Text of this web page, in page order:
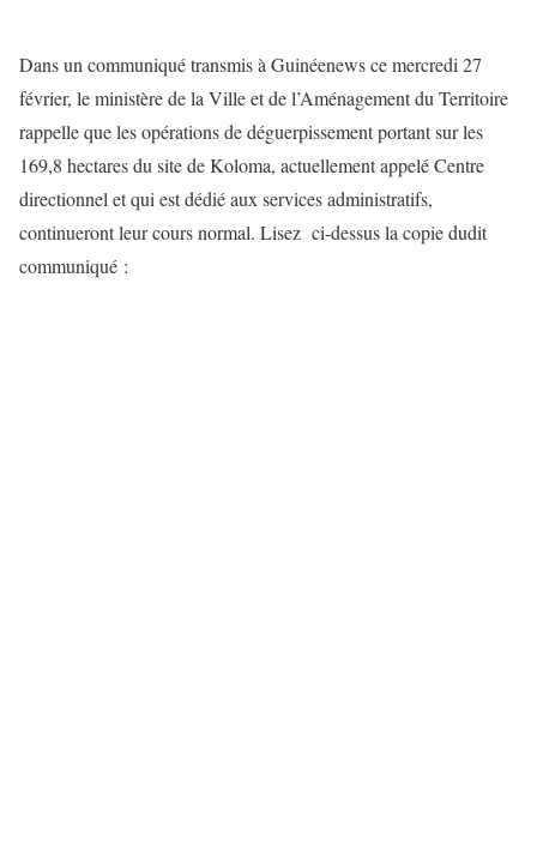
Dans un communiqué transmis à Guinéenews ce mercredi 27
février, le ministère de la Ville et de l’Aménagement du Territoire
rappelle que les opérations de déguerpissement portant sur les
169,8 hectares du site de Koloma, actuellement appelé Centre
directionnel et qui est dédié aux services administratifs,
continueront leur cours normal. Lisez ci-dessus la copie dudit
communiqué :